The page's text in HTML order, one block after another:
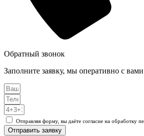
Обратный звонок
Заполните заявку, мы оперативно с
Отправляя форму, вы даёте согласие на обработку
Отправить заявку